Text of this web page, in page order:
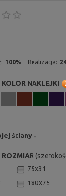
100% Realizacja:
NAKLEJKI
ściany
ROZMIAR
75x31
180x75